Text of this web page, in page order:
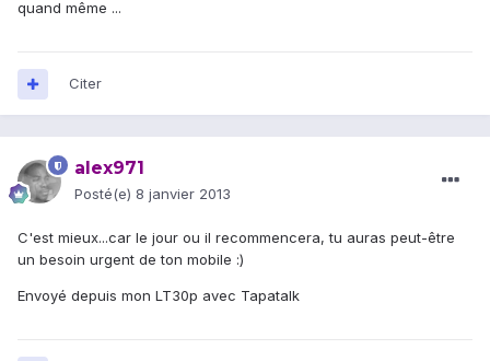
quand même ...
Citer
alex971
Posté(e) 8 janvier 2013
C'est mieux...car le jour ou il recommencera, tu auras peut-être
un besoin urgent de ton mobile :)
Envoyé depuis mon LT30p avec Tapatalk